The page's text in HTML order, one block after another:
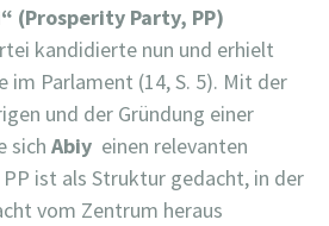
(Prosperity Party, PP)
kandidierte nun und erhielt
im Parlament (14, S. 5). Mit der
und der Gründung einer
sich Abiy einen relevanten
PP ist als Struktur gedacht, in der
vom Zentrum heraus